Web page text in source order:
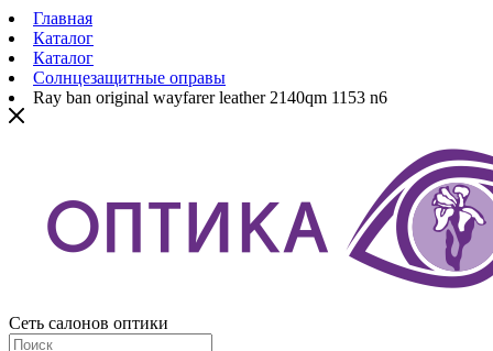
Главная
Каталог
Каталог
Солнцезащитные оправы
Ray ban original wayfarer leather 2140qm 1153 n6
Сеть салонов оптики